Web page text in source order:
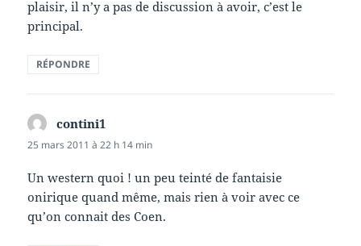
plaisir, il n’y a pas de discussion à avoir, c’est le
principal.
RÉPONDRE
contini1
25 mars 2011 à 22 h 14 min
Un western quoi ! un peu teinté de fantaisie
onirique quand même, mais rien à voir avec ce
qu’on connait des Coen.